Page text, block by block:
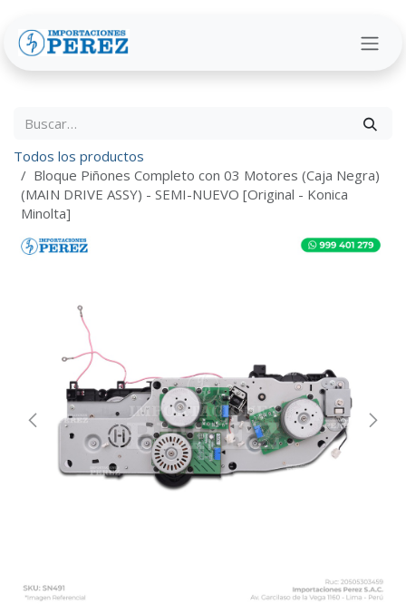
Todos los productos
Bloque Piñones Completo con 03 Motores (Caja Negra)
(MAIN DRIVE ASSY) - SEMI-NUEVO [Original - Konica
Minolta]